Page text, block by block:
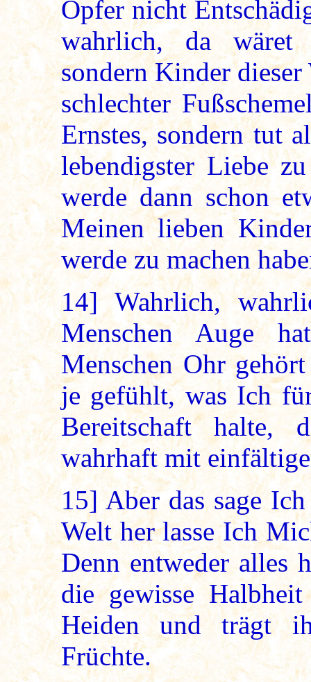
Opfer nicht
wahrlich, da
sondern Kinder
schlechter
Ernstes, sondern tut
lebendigster Liebe
werde dann schon
Meinen lieben
werde zu machen
14] Wahrlich,
Menschen Auge
Menschen Ohr
je gefühlt, was Ich
Bereitschaft
wahrhaft mit
15] Aber das sage
Welt her lasse Ich
Denn entweder alles
die gewisse
Heiden und trägt
Früchte.